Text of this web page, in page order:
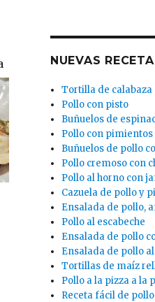
NUEVAS
Tortilla de calabaza
Pollo con pisto
Buñuelos de
Pollo con pimientos
Buñuelos de pollo
Pollo cremoso con
Pollo al horno con
Cazuela de pollo y
Ensalada de pollo,
Pollo al escabeche
Ensalada de pollo
Ensalada de pollo
Tortillas de maíz
Pollo a la pizza a la
Receta fácil de